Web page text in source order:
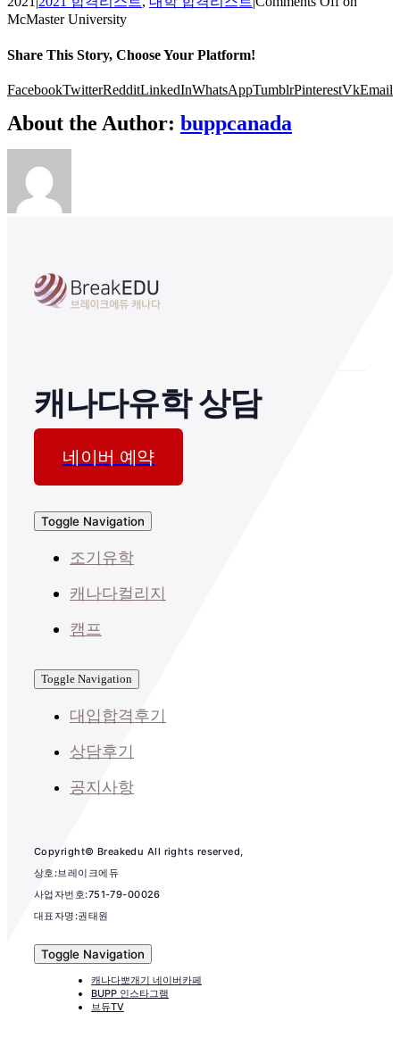
McMaster University
Share This Story, Choose Your Platform!
FacebookTwitterRedditLinkedInWhatsAppTumblrPinterestVkEmail
About the Author: buppcanada
캐나다유학 상담
네이버 예약
Toggle Navigation
조기유학
캐나다컬리지
캠프
Toggle Navigation
대입합격후기
상담후기
공지사항
Copyright© Breakedu All rights reserved,
상호:브레이크에듀
사업자번호:751-79-00026
대표자명:권태원
Toggle Navigation
캐나다뽀개기 네이버카페
BUPP 인스타그램
브듀TV